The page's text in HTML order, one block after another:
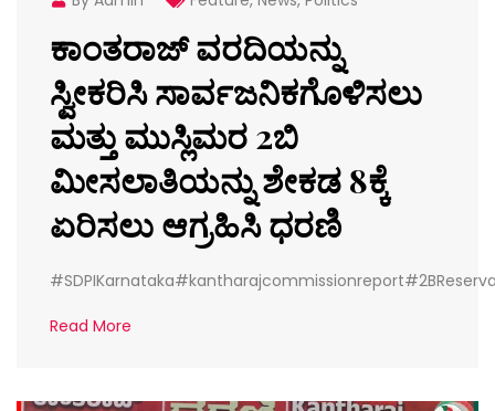
ಕಾಂತರಾಜ್ ವರದಿಯನ್ನು
ಸ್ವೀಕರಿಸಿ ಸಾರ್ವಜನಿಕಗೊಳಿಸಲು
ಮತ್ತು ಮುಸ್ಲಿಮರ 2ಬಿ
ಮೀಸಲಾತಿಯನ್ನು ಶೇಕಡ 8ಕ್ಕೆ
ಏರಿಸಲು ಆಗ್ರಹಿಸಿ ಧರಣಿ
Read More